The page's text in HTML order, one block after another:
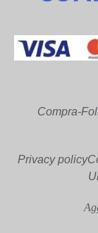
Compra-
Privacy policy